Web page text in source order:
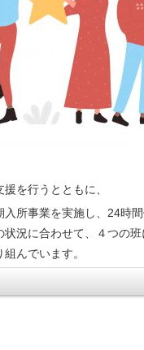
を行うとともに、
所事業を実施し、24時
況に合わせて、４つの
んでいます。